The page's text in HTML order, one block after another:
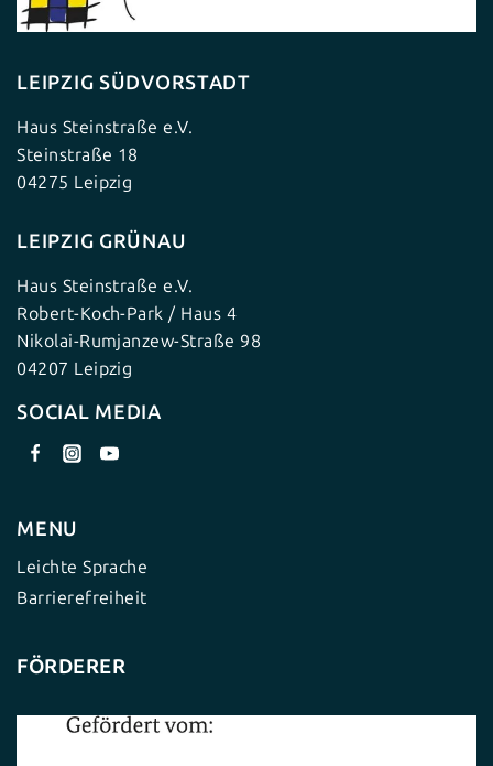
LEIPZIG SÜDVORSTADT
Haus Steinstraße e.V.
Steinstraße 18
04275 Leipzig
LEIPZIG GRÜNAU
Haus Steinstraße e.V.
Robert-Koch-Park / Haus 4
Nikolai-Rumjanzew-Straße 98
04207 Leipzig
SOCIAL MEDIA
MENU
Leichte Sprache
Barrierefreiheit
FÖRDERER